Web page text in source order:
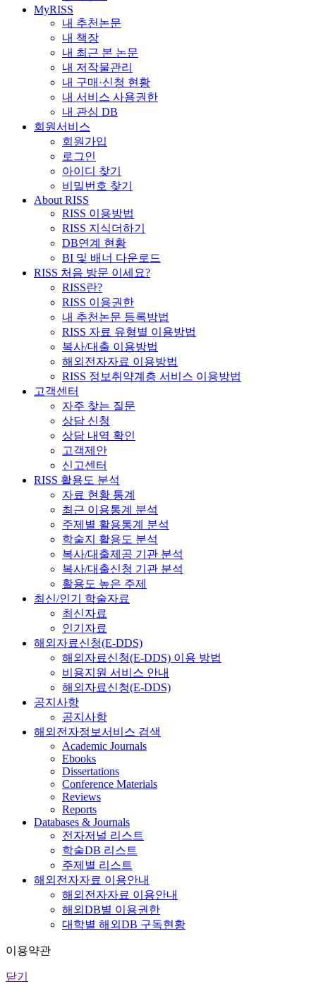
MyRISS
내 추천논문
내 책장
내 최근 본 논문
내 저작물관리
내 구매·신청 현황
내 서비스 사용권한
내 관심 DB
회원서비스
회원가입
로그인
아이디 찾기
비밀번호 찾기
About RISS
RISS 이용방법
RISS 지식더하기
DB연계 현황
BI 및 배너 다운로드
RISS 처음 방문 이세요?
RISS란?
RISS 이용권한
내 추천논문 등록방법
RISS 자료 유형별 이용방법
복사/대출 이용방법
해외전자자료 이용방법
RISS 정보취약계층 서비스 이용방법
고객센터
자주 찾는 질문
상담 신청
상담 내역 확인
고객제안
신고센터
RISS 활용도 분석
자료 현황 통계
최근 이용통계 분석
주제별 활용통계 분석
학술지 활용도 분석
복사/대출제공 기관 분석
복사/대출신청 기관 분석
활용도 높은 주제
최신/인기 학술자료
최신자료
인기자료
해외자료신청(E-DDS)
해외자료신청(E-DDS) 이용 방법
비용지원 서비스 안내
해외자료신청(E-DDS)
공지사항
공지사항
해외전자정보서비스 검색
Academic Journals
Ebooks
Dissertations
Conference Materials
Reviews
Reports
Databases & Journals
전자저널 리스트
학술DB 리스트
주제별 리스트
해외전자자료 이용안내
해외전자자료 이용안내
해외DB별 이용권한
대학별 해외DB 구독현황
이용약관
닫기